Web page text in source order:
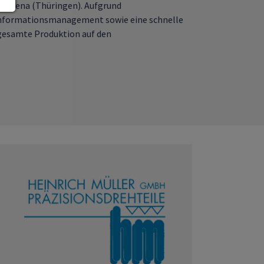
Jena (Thüringen). Aufgrund
sowie eine schnelle
Produktion auf den